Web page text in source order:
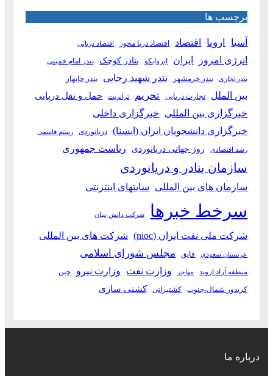
برچسب ها
آسیا اروپا اقتصاد اقتصاد دریا محور اقتصاد دریایی
انرژی امروز ایران ایزوایکو بنادر کوچک بندر امام خمینی
بندر تجاری بندر خرمشهر بندر شهید رجایی بندر چابهار
بین الملل تجارت دریایی تحریم ترانزیت حمل و نقل دریایی
خبرگزاری بین المللی خبرگزاری داخلی
خبرگزاری دانشجویان ایران (ایسنا)
دریانوردی رستم قاسمی
رشد اقتصادی روز جهانی دریانوردی ریاست جمهوری
سازمان بنادر و دریانوردی
سازمان های بین المللی سایتهای اینترنتی
سرخط خبرها شرکت دانش بنیان
شرکت ملی نفت ایران (nioc) شرکت های بین المللی
عربستان سعودی قایق مجلس شورای اسلامی
منطقه آزاد اروند مهاجر وزارت نفت وزارت نیرو چین
کریدور شمال-جنوب کشتیرانی کشتی سازی
درباره ما